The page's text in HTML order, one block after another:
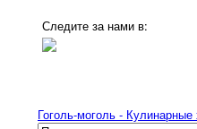
Следите за нами в:
Гоголь-моголь - Кулинарные